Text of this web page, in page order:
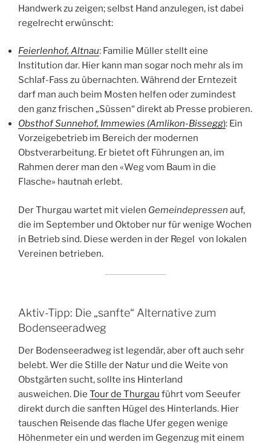
Handwerk zu zeigen; selbst Hand anzulegen, ist dabei
regelrecht erwünscht:
Feierlenhof, Altnau: Familie Müller stellt eine
Institution dar. Hier kann man sogar noch mehr als im
Schlaf-Fass zu übernachten. Während der Erntezeit
darf man auch beim Mosten helfen oder zumindest
den ganz frischen „Süssen“ direkt ab Presse probieren.
Obsthof Sunnehof, Immewies (Amlikon-Bissegg): Ein
Vorzeigebetrieb im Bereich der modernen
Obstverarbeitung. Er bietet oft Führungen an, im
Rahmen derer man den «Weg vom Baum in die
Flasche» hautnah erlebt.
Der Thurgau wartet mit vielen Gemeindepressen auf,
die im September und Oktober nur für wenige Wochen
in Betrieb sind. Diese werden in der Regel von lokalen
Vereinen betrieben.
Aktiv-Tipp: Die „sanfte“ Alternative zum
Bodenseeradweg
Der Bodenseeradweg ist legendär, aber oft auch sehr
belebt. Wer die Stille der Natur und die Weite von
Obstgärten sucht, sollte ins Hinterland
ausweichen. Die Tour de Thurgau führt vom Seeufer
direkt durch die sanften Hügel des Hinterlands. Hier
tauschen Reisende das flache Ufer gegen wenige
Höhenmeter ein und werden im Gegenzug mit einem